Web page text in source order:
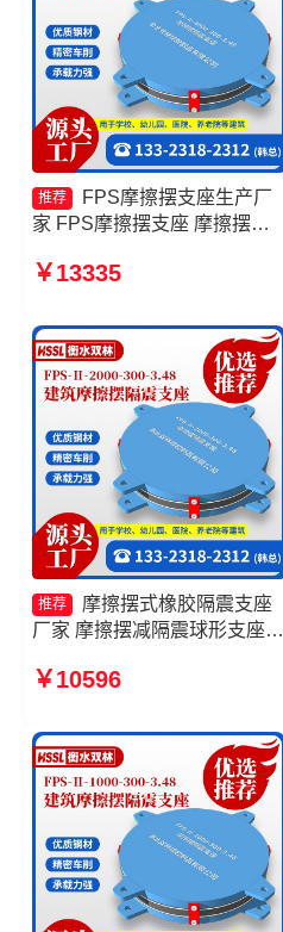
推荐
FPS摩擦摆支座生产厂
家 FPS摩擦摆支座 摩擦摆隔
源头工厂 摩擦摆隔震支座
￥13335
推荐
摩擦摆式橡胶隔震支座
厂家 摩擦摆减隔震球形支座源
Ⅱ-2000-400-3.81源头工厂 摩
￥10596